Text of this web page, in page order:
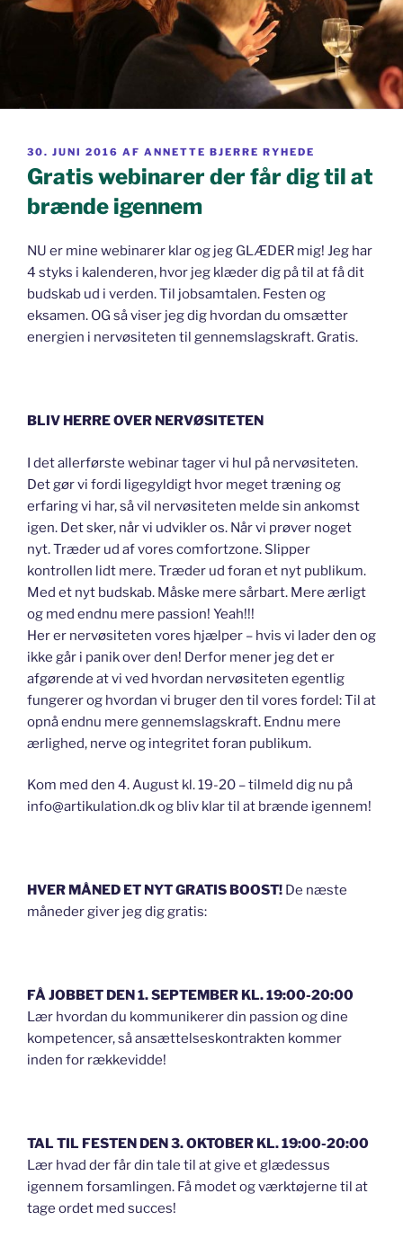
UDGIVET
DEN
30. JUNI 2016 AF ANNETTE BJERRE RYHEDE
Gratis webinarer der får dig til at
brænde igennem
NU er mine webinarer klar og jeg GLÆDER mig! Jeg har
4 styks i kalenderen, hvor jeg klæder dig på til at få dit
budskab ud i verden. Til jobsamtalen. Festen og
eksamen. OG så viser jeg dig hvordan du omsætter
energien i nervøsiteten til gennemslagskraft. Gratis.
BLIV HERRE OVER NERVØSITETEN
I det allerførste webinar tager vi hul på nervøsiteten.
Det gør vi fordi ligegyldigt hvor meget træning og
erfaring vi har, så vil nervøsiteten melde sin ankomst
igen. Det sker, når vi udvikler os. Når vi prøver noget
nyt. Træder ud af vores comfortzone. Slipper
kontrollen lidt mere. Træder ud foran et nyt publikum.
Med et nyt budskab. Måske mere sårbart. Mere ærligt
og med endnu mere passion! Yeah!!!
Her er nervøsiteten vores hjælper – hvis vi lader den og
ikke går i panik over den! Derfor mener jeg det er
afgørende at vi ved hvordan nervøsiteten egentlig
fungerer og hvordan vi bruger den til vores fordel: Til at
opnå endnu mere gennemslagskraft. Endnu mere
ærlighed, nerve og integritet foran publikum.
Kom med den 4. August kl. 19-20 – tilmeld dig nu på
info@artikulation.dk og bliv klar til at brænde igennem!
HVER MÅNED ET NYT GRATIS BOOST! De næste
måneder giver jeg dig gratis:
FÅ JOBBET DEN 1. SEPTEMBER KL. 19:00-20:00
Lær hvordan du kommunikerer din passion og dine
kompetencer, så ansættelseskontrakten kommer
inden for rækkevidde!
TAL TIL FESTEN DEN 3. OKTOBER KL. 19:00-20:00
Lær hvad der får din tale til at give et glædessus
igennem forsamlingen. Få modet og værktøjerne til at
tage ordet med succes!